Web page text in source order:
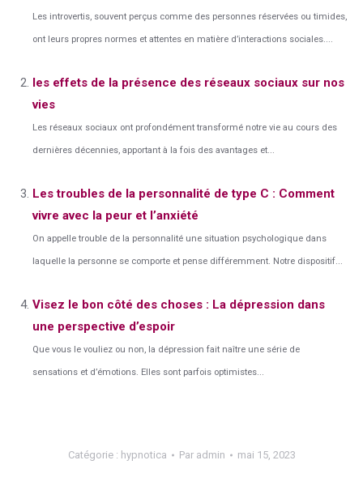
Les introvertis, souvent perçus comme des personnes réservées ou timides,
ont leurs propres normes et attentes en matière d’interactions sociales....
les effets de la présence des réseaux sociaux sur nos
vies
Les réseaux sociaux ont profondément transformé notre vie au cours des
dernières décennies, apportant à la fois des avantages et...
Les troubles de la personnalité de type C : Comment
vivre avec la peur et l’anxiété
On appelle trouble de la personnalité une situation psychologique dans
laquelle la personne se comporte et pense différemment. Notre dispositif...
Visez le bon côté des choses : La dépression dans
une perspective d’espoir
Que vous le vouliez ou non, la dépression fait naître une série de
sensations et d’émotions. Elles sont parfois optimistes...
Catégorie : hypnotica Par admin mai 15, 2023